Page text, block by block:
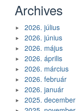
Archives
2026. július
2026. június
2026. május
2026. április
2026. március
2026. február
2026. január
2025. december